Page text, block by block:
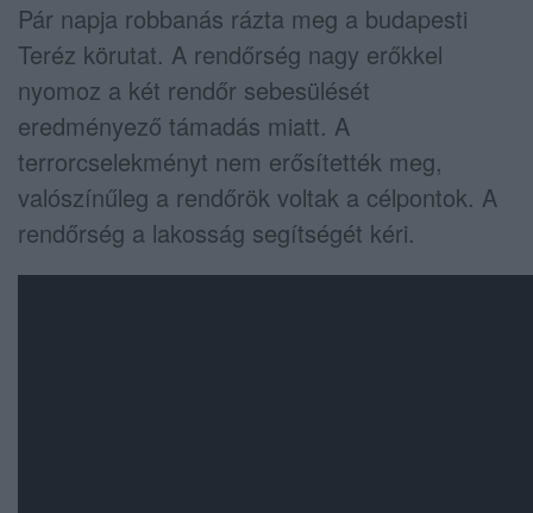
Pár napja robbanás rázta meg a budapesti
Teréz körutat. A rendőrség nagy erőkkel
nyomoz a két rendőr sebesülését
eredményező támadás miatt. A
terrorcselekményt nem erősítették meg,
valószínűleg a rendőrök voltak a célpontok. A
rendőrség a lakosság segítségét kéri.